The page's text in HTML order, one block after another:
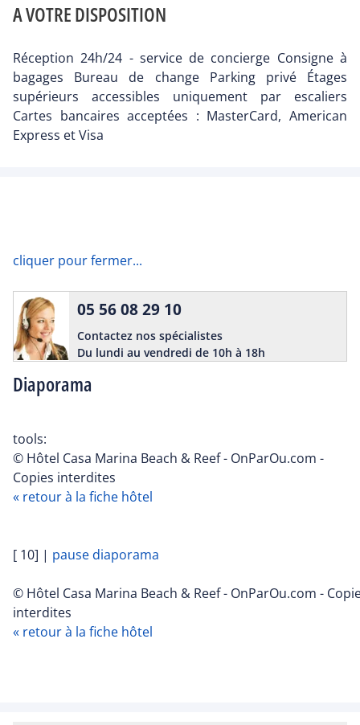
A VOTRE DISPOSITION
Réception 24h/24 - service de concierge Consigne à
bagages Bureau de change Parking privé Étages
supérieurs accessibles uniquement par escaliers
Cartes bancaires acceptées : MasterCard, American
Express et Visa
cliquer pour fermer...
Diaporama
05 56 08 29 10
Contactez nos spécialistes
Du lundi au vendredi de 10h à 18h
tools:
© Hôtel Casa Marina Beach & Reef - OnParOu.com -
Copies interdites
« retour à la fiche hôtel
[ 10] | pause diaporama
© Hôtel Casa Marina Beach & Reef - OnParOu.com -
interdites
« retour à la fiche hôtel